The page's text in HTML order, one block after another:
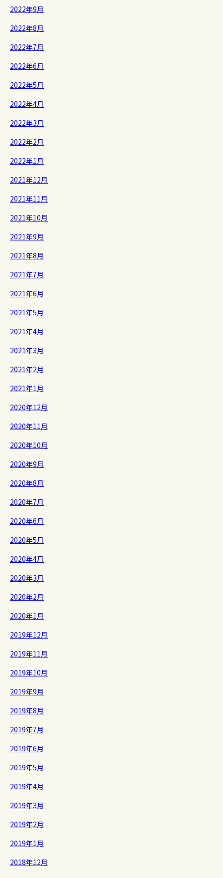
2022年9月
2022年8月
2022年7月
2022年6月
2022年5月
2022年4月
2022年3月
2022年2月
2022年1月
2021年12月
2021年11月
2021年10月
2021年9月
2021年8月
2021年7月
2021年6月
2021年5月
2021年4月
2021年3月
2021年2月
2021年1月
2020年12月
2020年11月
2020年10月
2020年9月
2020年8月
2020年7月
2020年6月
2020年5月
2020年4月
2020年3月
2020年2月
2020年1月
2019年12月
2019年11月
2019年10月
2019年9月
2019年8月
2019年7月
2019年6月
2019年5月
2019年4月
2019年3月
2019年2月
2019年1月
2018年12月